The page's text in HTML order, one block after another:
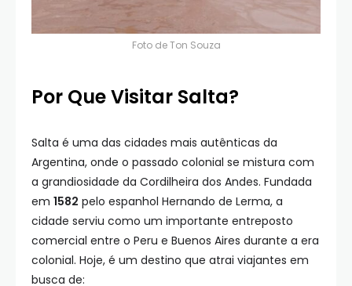
Foto deTon Souza
Por Que Visitar Salta?
Salta é uma das cidades mais autênticas da
Argentina, onde o passado colonial se mistura com
a grandiosidade da Cordilheira dos Andes. Fundada
em 1582 pelo espanhol Hernando de Lerma, a
cidade serviu como um importante entreposto
comercial entre o Peru e Buenos Aires durante a era
colonial. Hoje, é um destino que atrai viajantes em
busca de: